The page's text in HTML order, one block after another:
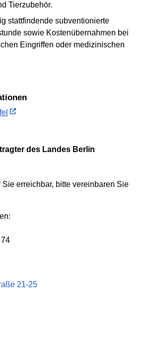
Tierzubehör.
stattfindende subventionierte
sowie Kostenübernahmen bei
Eingriffen oder medizinischen
des Landes Berlin
Sie erreichbar, bitte vereinbaren Sie
21-25